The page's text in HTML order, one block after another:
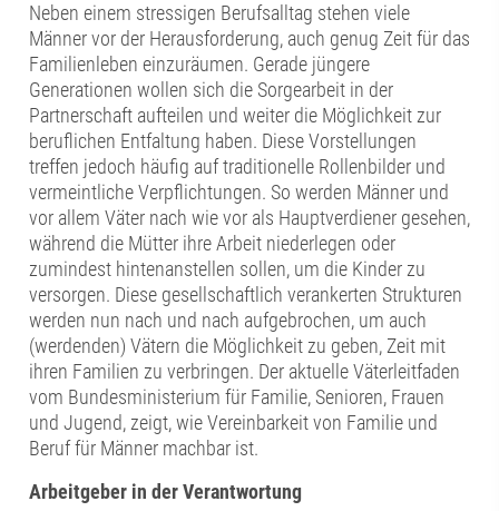
Neben einem stressigen Berufsalltag stehen viele
Männer vor der Herausforderung, auch genug Zeit für das
Familienleben einzuräumen. Gerade jüngere
Generationen wollen sich die Sorgearbeit in der
Partnerschaft aufteilen und weiter die Möglichkeit zur
beruflichen Entfaltung haben. Diese Vorstellungen
treffen jedoch häufig auf traditionelle Rollenbilder und
vermeintliche Verpflichtungen. So werden Männer und
vor allem Väter nach wie vor als Hauptverdiener gesehen,
während die Mütter ihre Arbeit niederlegen oder
zumindest hintenanstellen sollen, um die Kinder zu
versorgen. Diese gesellschaftlich verankerten Strukturen
werden nun nach und nach aufgebrochen, um auch
(werdenden) Vätern die Möglichkeit zu geben, Zeit mit
ihren Familien zu verbringen. Der aktuelle Väterleitfaden
vom Bundesministerium für Familie, Senioren, Frauen
und Jugend, zeigt, wie Vereinbarkeit von Familie und
Beruf für Männer machbar ist.
Arbeitgeber in der Verantwortung